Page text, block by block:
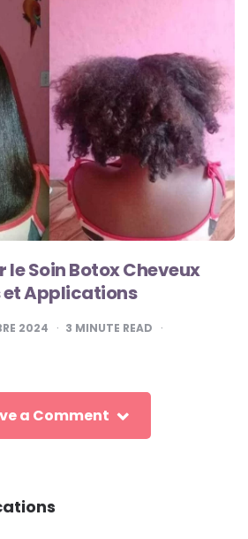
le Soin Botox Cheveux
et Applications
2024 3 MINUTE READ
a Comment